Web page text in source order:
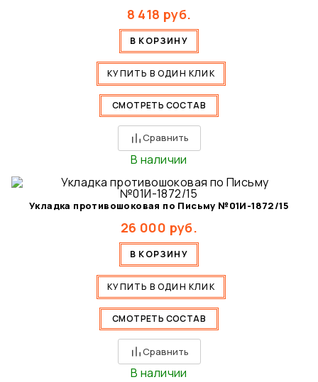
8 418 руб.
В КОРЗИНУ
КУПИТЬ В ОДИН КЛИК
СМОТРЕТЬ СОСТАВ
Сравнить
В наличии
Укладка противошоковая по Письму №01И-1872/15
26 000 руб.
В КОРЗИНУ
КУПИТЬ В ОДИН КЛИК
СМОТРЕТЬ СОСТАВ
Сравнить
В наличии